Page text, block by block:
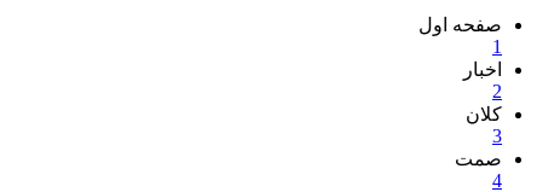
صفحه اول
1
اخبار
2
کلان
3
صمت
4